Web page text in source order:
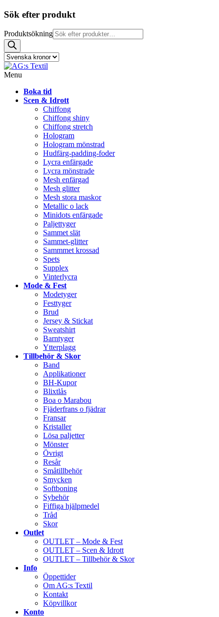
Sök efter produkt
Produktsökning
Menu
Boka tid
Scen & Idrott
Chiffong
Chiffong shiny
Chiffong stretch
Hologram
Hologram mönstrad
Hudfärg-padding-foder
Lycra enfärgade
Lycra mönstrade
Mesh enfärgad
Mesh glitter
Mesh stora maskor
Metallic o lack
Minidots enfärgade
Paljettyger
Sammet slät
Sammet-glitter
Sammmet krossad
Spets
Supplex
Vinterlycra
Mode & Fest
Modetyger
Festtyger
Brud
Jersey & Stickat
Sweatshirt
Barntyger
Ytterplagg
Tillbehör & Skor
Band
Applikationer
BH-Kupor
Blixtlås
Boa o Marabou
Fjäderfrans o fjädrar
Fransar
Kristaller
Lösa paljetter
Mönster
Övrigt
Resår
Småtillbehör
Smycken
Softboning
Sybehör
Fiffiga hjälpmedel
Tråd
Skor
Outlet
OUTLET – Mode & Fest
OUTLET – Scen & Idrott
OUTLET – Tillbehör & Skor
Info
Öppettider
Om AG:s Textil
Kontakt
Köpvillkor
Konto